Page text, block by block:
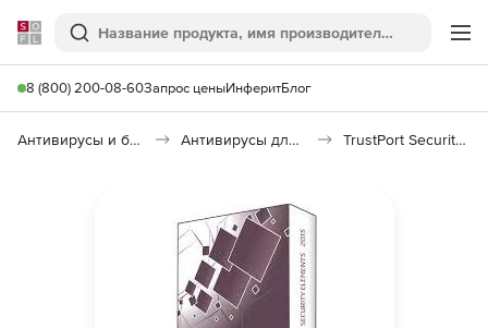
Softline
Поиск
8 (800) 200-08-60Запрос ценыИнферитБлог
Антивирусы и безопасность Антивирусы для организаций TrustPort Security Elements Advanced